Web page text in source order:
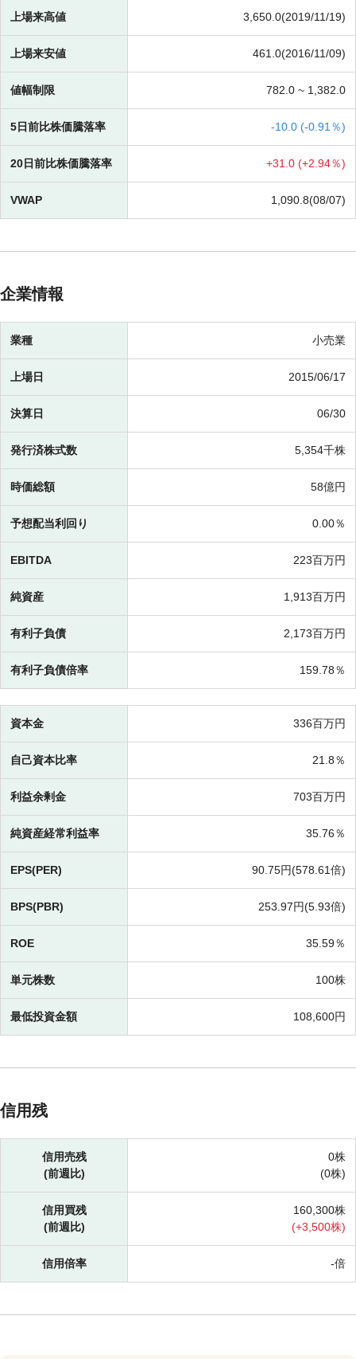
上場来高値 3,650.0(2019/11/19)
上場来安値 461.0(2016/11/09)
値幅制限 782.0 ~ 1,382.0
5日前比株価騰落率 -10.0 (-0.91％)
20日前比株価騰落率 +31.0 (+2.94％)
VWAP 1,090.8(08/07)
企業情報
業種 小売業
上場日 2015/06/17
決算日 06/30
発行済株式数 5,354千株
時価総額 58億円
予想配当利回り 0.00％
EBITDA 223百万円
純資産 1,913百万円
有利子負債 2,173百万円
有利子負債倍率 159.78％
資本金 336百万円
自己資本比率 21.8％
利益余剰金 703百万円
純資産経常利益率 35.76％
EPS(PER) 90.75円(578.61倍)
BPS(PBR) 253.97円(5.93倍)
ROE 35.59％
単元株数 100株
最低投資金額 108,600円
信用残
信用売残
(前週比)
0株
(0株)
信用買残
(前週比)
160,300株
(+3,500株)
信用倍率 -倍